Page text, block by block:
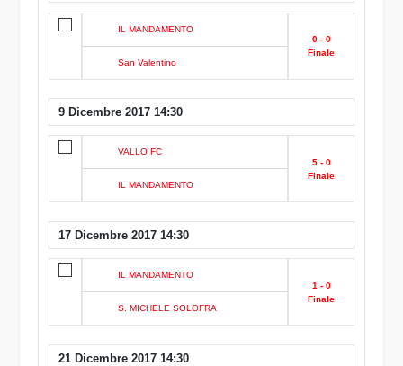
IL MANDAMENTO
San Valentino
0 - 0
Finale
9 Dicembre 2017 14:30
VALLO FC
IL MANDAMENTO
5 - 0
Finale
17 Dicembre 2017 14:30
IL MANDAMENTO
S. MICHELE SOLOFRA
1 - 0
Finale
21 Dicembre 2017 14:30